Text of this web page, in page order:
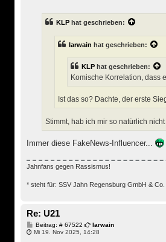
a
KLPhat geschrieben:
Iarwain hat geschrieben:
KLPhat geschrieben:
Komische Korrelation, dass
Ist das so? Dachte, der erste
Stimmt, hab ich mir so natürlich
Immer diese FakeNews-Influencer...
Jahnfans gegen Rassismus!
* steht für: SSV Jahn Regensburg GmbH & Co.
Re: U21
Beitrag: # 67522 B
e
Iarwain
Mi 19. Nov 2025, 14:28